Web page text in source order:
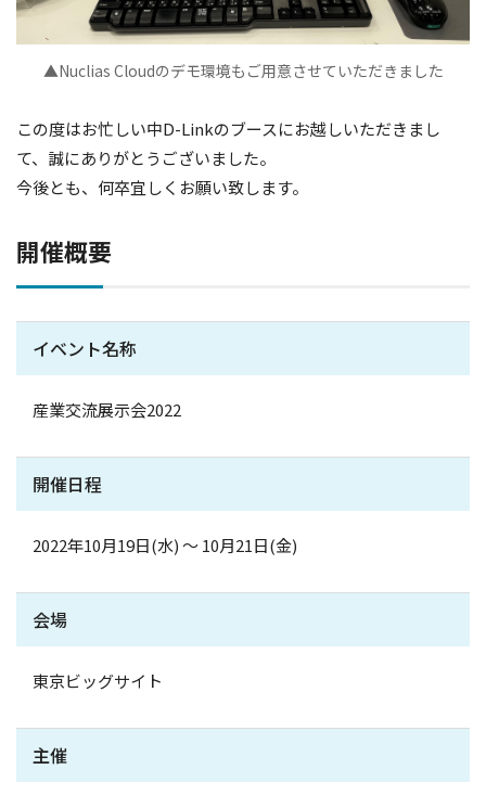
▲Nuclias Cloudのデモ環境もご用意させていただきました
この度はお忙しい中D-Linkのブースにお越しいただきまし
て、誠にありがとうございました。
今後とも、何卒宜しくお願い致します。
開催概要
イベント名称
産業交流展示会2022
開催日程
2022年10月19日(水) ～ 10月21日(金)
会場
東京ビッグサイト
主催